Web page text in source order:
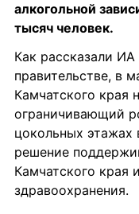
алкогольной
тысяч человек.
Как рассказали
правительстве, в
Камчатского края
ограничивающий
цокольных этажах
решение
Камчатского края
здравоохранения.